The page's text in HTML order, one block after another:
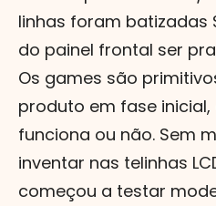
linhas foram batizadas
do painel frontal ser
Os games são
produto em fase
funciona ou não. Sem
inventar nas telinhas
começou a testar